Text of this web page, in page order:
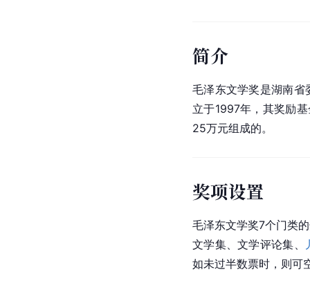
简介
毛泽东文学奖是湖南省
立于1997年，其奖励
25万元组成的。
奖项设置
毛泽东文学奖7个门类
文学集、文学评论集、
如未过半数票时，则可